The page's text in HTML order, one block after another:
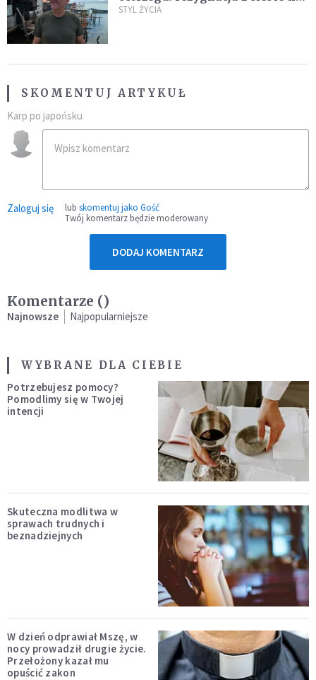
rzecz partnera to błąd
STYL ŻYCIA
SKOMENTUJ ARTYKUŁ
Karp po japońsku
Zaloguj się lub skomentuj jako Gość
Twój komentarz będzie moderowany
DODAJ KOMENTARZ
Komentarze ()
Najnowsze Najpopularniejsze
WYBRANE DLA CIEBIE
Potrzebujesz pomocy?
Pomodlimy się w Twojej
intencji
Skuteczna modlitwa w
sprawach trudnych i
beznadziejnych
W dzień odprawiał Mszę, w
nocy prowadził drugie życie.
Przełożony kazał mu
opuścić zakon